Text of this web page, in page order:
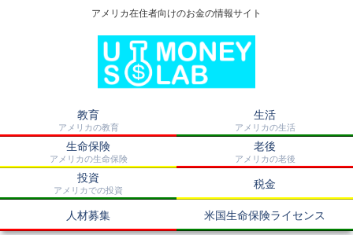
アメリカ在住者向けのお金の情報サイト
教育
アメリカの教育
生活
アメリカの生活
生命保険
アメリカの生命保険
老後
アメリカの老後
投資
アメリカでの投資 税金
人材募集 米国生命保険ライセンス